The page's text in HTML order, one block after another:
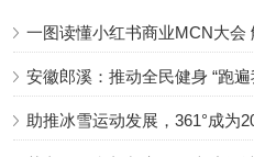
安徽郎溪：推动全民健身 “跑
助推冰雪运动发展，361°成为